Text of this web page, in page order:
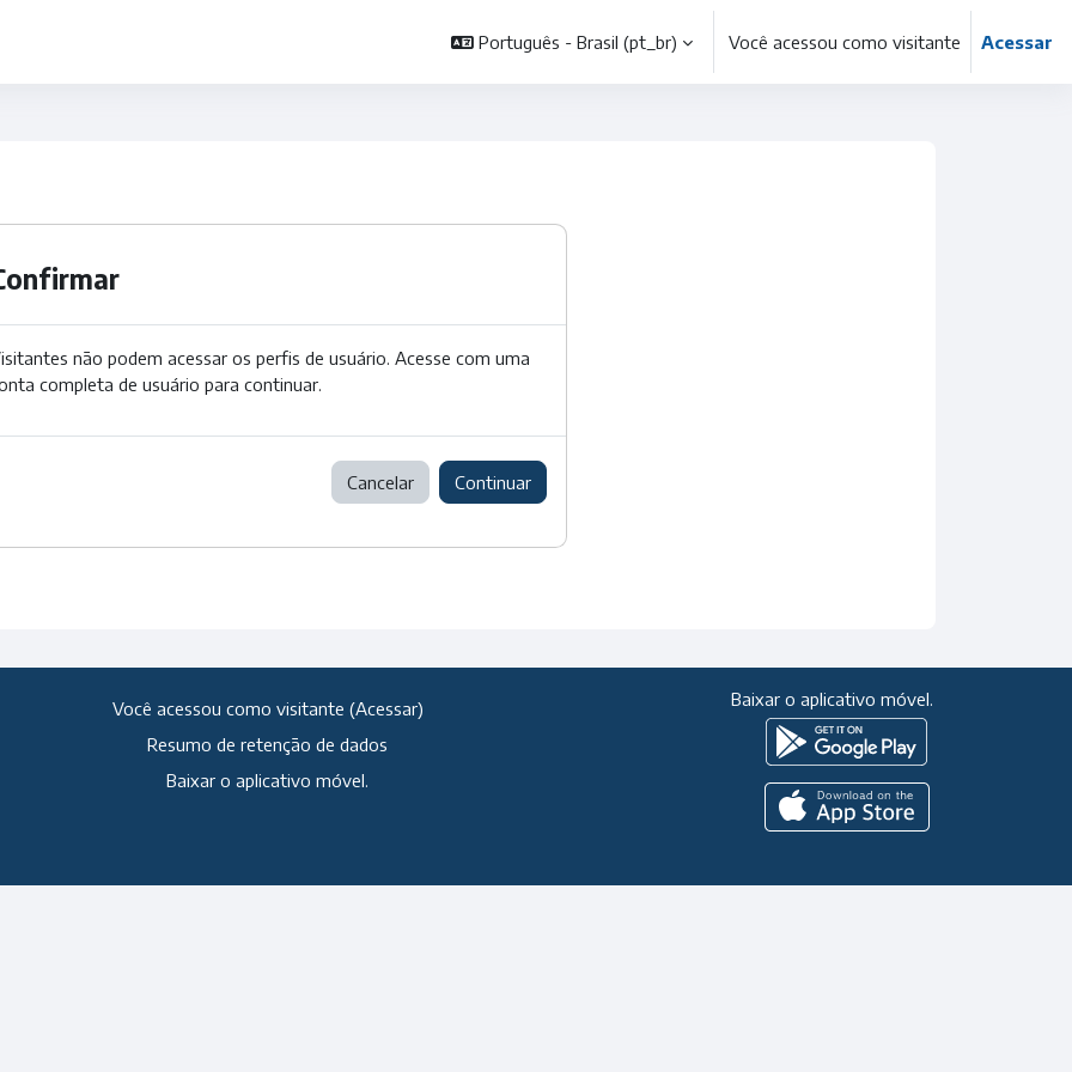
Português - Brasil ‎(pt_br)‎ Você acessou como visitante Acessar
não podem acessar os perfis de usuário. Acesse com uma
completa de usuário para continuar.
Cancelar Continuar
Você acessou como visitante (Acessar)
Resumo de retenção de dados
Baixar o aplicativo móvel.
Baixar o aplicativo móvel.